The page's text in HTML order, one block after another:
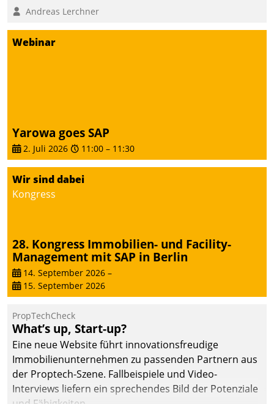
Andreas Lerchner
Webinar
Yarowa goes SAP
2. Juli 2026 11:00 – 11:30
Wir sind dabei
Kongress
28. Kongress Immobilien- und Facility-
Management mit SAP in Berlin
14. September 2026 –
15. September 2026
PropTechCheck
What’s up, Start-up?
Eine neue Website führt innovationsfreudige
Immobilienunternehmen zu passenden Partnern aus
der Proptech-Szene. Fallbeispiele und Video-
Interviews liefern ein sprechendes Bild der Potenziale